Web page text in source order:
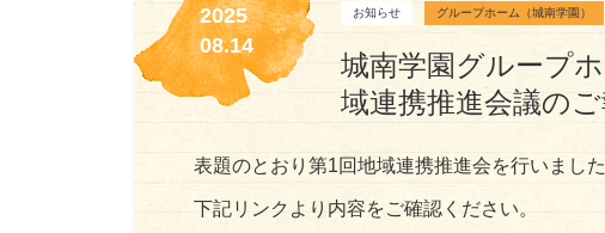
2025
08.14
お知らせ グループホーム（城南学園）
城南学園グループ
域連携推進会議の
表題のとおり第1回地域連携推進会を行いました
下記リンクより内容をご確認ください。